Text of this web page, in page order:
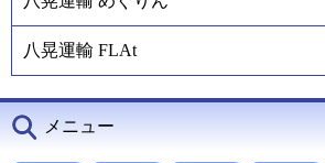
八晃運輸 FLAt
メニュー